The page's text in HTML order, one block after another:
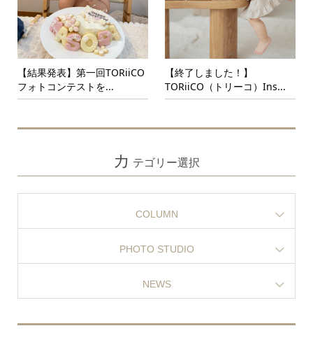
【結果発表】第一回TORiiCO
フォトコンテストを...
【終了しました！】
TORiiCO（トリーコ）Ins...
カ テゴリー選択
COLUMN
PHOTO STUDIO
NEWS